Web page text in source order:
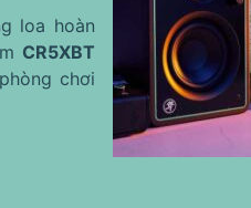
loa hoàn
CR5XBT
chơi